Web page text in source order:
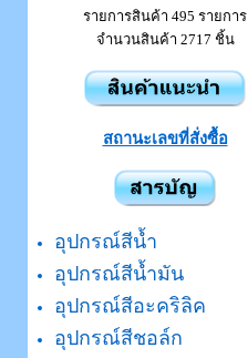
รายการสินค้า 495 รายการ
จำนวนสินค้า 2717 ชิ้น
สถานะเลขที่สั่งซื้อ
อุปกรณ์สีน้ำ
อุปกรณ์สีน้ำมัน
อุปกรณ์สีอะคริลิค
อุปกรณ์สีชอล์ก